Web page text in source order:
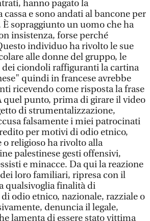
hanno pagato la
e sono andati al bancone per
sopraggiunto un uomo che ha
insistenza, forse perché
individuo ha rivolto le sue
alle donne del gruppo, le
dei ciondoli raffiguranti la cartina
quindi in francese avrebbe
ricevendo come risposta la frase
quel punto, prima di girare il video
di strumentalizzazione,
falsamente i miei patrocinati
per motivi di odio etnico,
o religioso ha rivolto alla
palestinese gesti offensivi,
e minacce. Da qui la reazione
loro familiari, ripresa con il
qualsivoglia finalità di
odio etnico, nazionale, razziale o
denuncia il legale,
lamenta di essere stato vittima